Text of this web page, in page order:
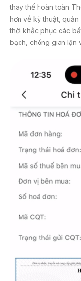
thay thế hoàn toàn
hơn về kỹ thuật,
thời khắc phục các
bạch, chống gian lận